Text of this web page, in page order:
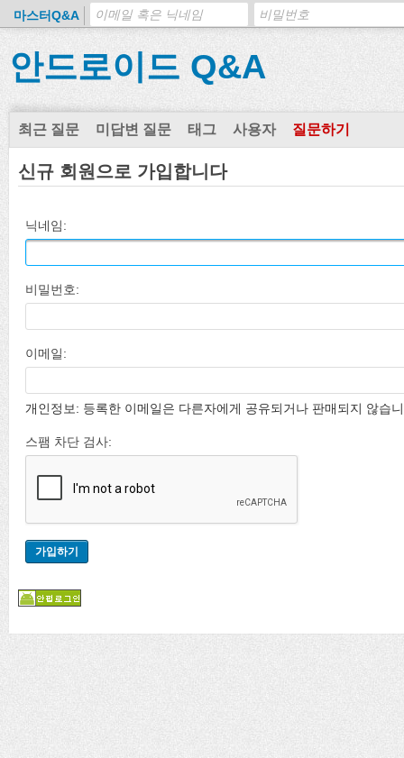
마스터Q&A
안드로이드 Q&A
최근 질문 미답변 질문 태그 사용자 질문하기
신규 회원으로 가입합니다
닉네임:
비밀번호:
이메일:
개인정보: 등록한 이메일은 다른자에게 공유되거나 판매되지 않습
스팸 차단 검사: